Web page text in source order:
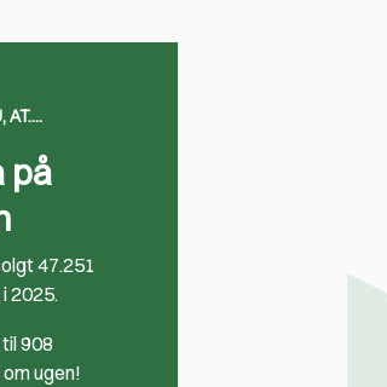
AT....
på
47.251
2025.
908
ugen!